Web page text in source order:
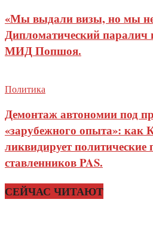
«Мы выдали визы, но мы не
Дипломатический паралич
МИД Попшоя.
Политика
Демонтаж автономии под
«зарубежного опыта»: как
ликвидирует политические
ставленников PAS.
СЕЙЧАС ЧИТАЮТ